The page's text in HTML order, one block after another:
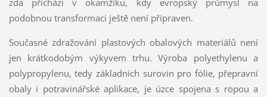
podobnou transformaci ještě není připraven.
Současné zdražování plastových obalových materiálů není
jen krátkodobým výkyvem trhu. Výroba polyethylenu a
polypropylenu, tedy základních surovin pro fólie, přepravní
obaly i potravinářské aplikace, je úzce spojena s ropou a